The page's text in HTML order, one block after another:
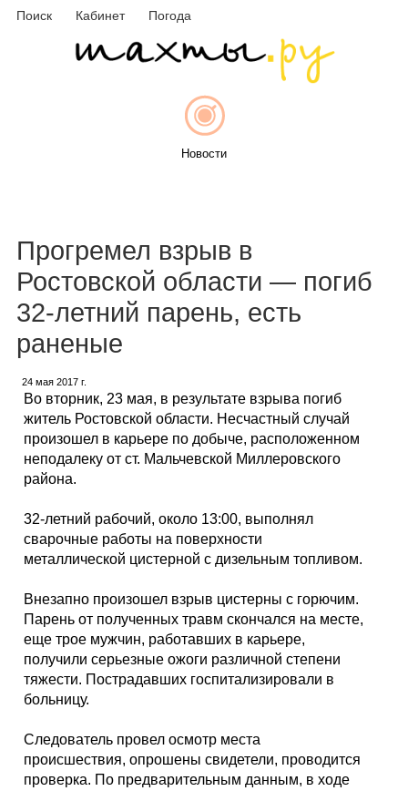
Поиск Кабинет Погода
Новости
Объявления
Каталог
Карты
Фотогалерея
Прогремел взрыв в
Ростовской области — погиб
32-летний парень, есть
раненые
24 мая 2017 г.
Во вторник, 23 мая, в результате взрыва погиб
житель Ростовской области. Несчастный случай
произошел в карьере по добыче, расположенном
неподалеку от ст. Мальчевской Миллеровского
района.
32-летний рабочий, около 13:00, выполнял
сварочные работы на поверхности
металлической цистерной с дизельным топливом.
Внезапно произошел взрыв цистерны с горючим.
Парень от полученных травм скончался на месте,
еще трое мужчин, работавших в карьере,
получили серьезные ожоги различной степени
тяжести. Пострадавших госпитализировали в
больницу.
Следователь провел осмотр места
происшествия, опрошены свидетели, проводится
проверка. По предварительным данным, в ходе